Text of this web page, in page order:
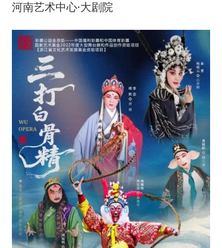
河南艺术中心·大剧院